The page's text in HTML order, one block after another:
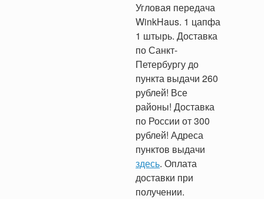
Угловая передача
WinkHaus. 1 цапфа
1 штырь. Доставка
по Санкт-
Петербургу до
пункта выдачи 260
рублей! Все
районы! Доставка
по России от 300
рублей! Адреса
пунктов выдачи
здесь. Оплата
доставки при
получении.